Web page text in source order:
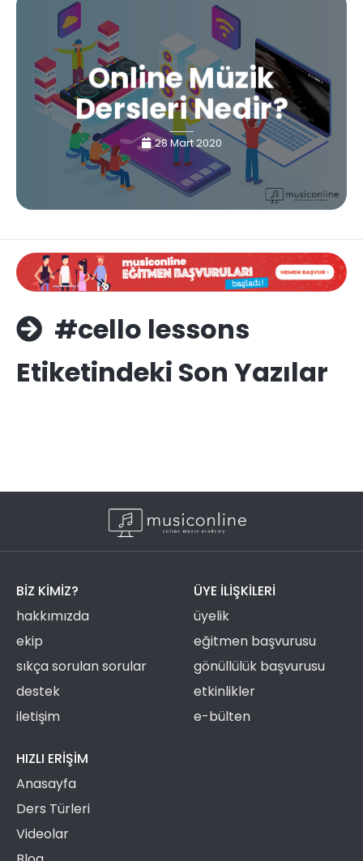
Online Müzik
Dersleri Nedir?
28 Mart 2020
#cello lessons
Etiketindeki Son Yazılar
BIZ KIMIZ?
hakkımızda
ekip
sıkça sorulan sorular
destek
iletişim
ÜYE ILIŞKILERI
üyelik
eğitmen başvurusu
gönüllülük başvurusu
etkinlikler
e-bülten
HIZLI ERIŞIM
Anasayfa
Ders Türleri
Videolar